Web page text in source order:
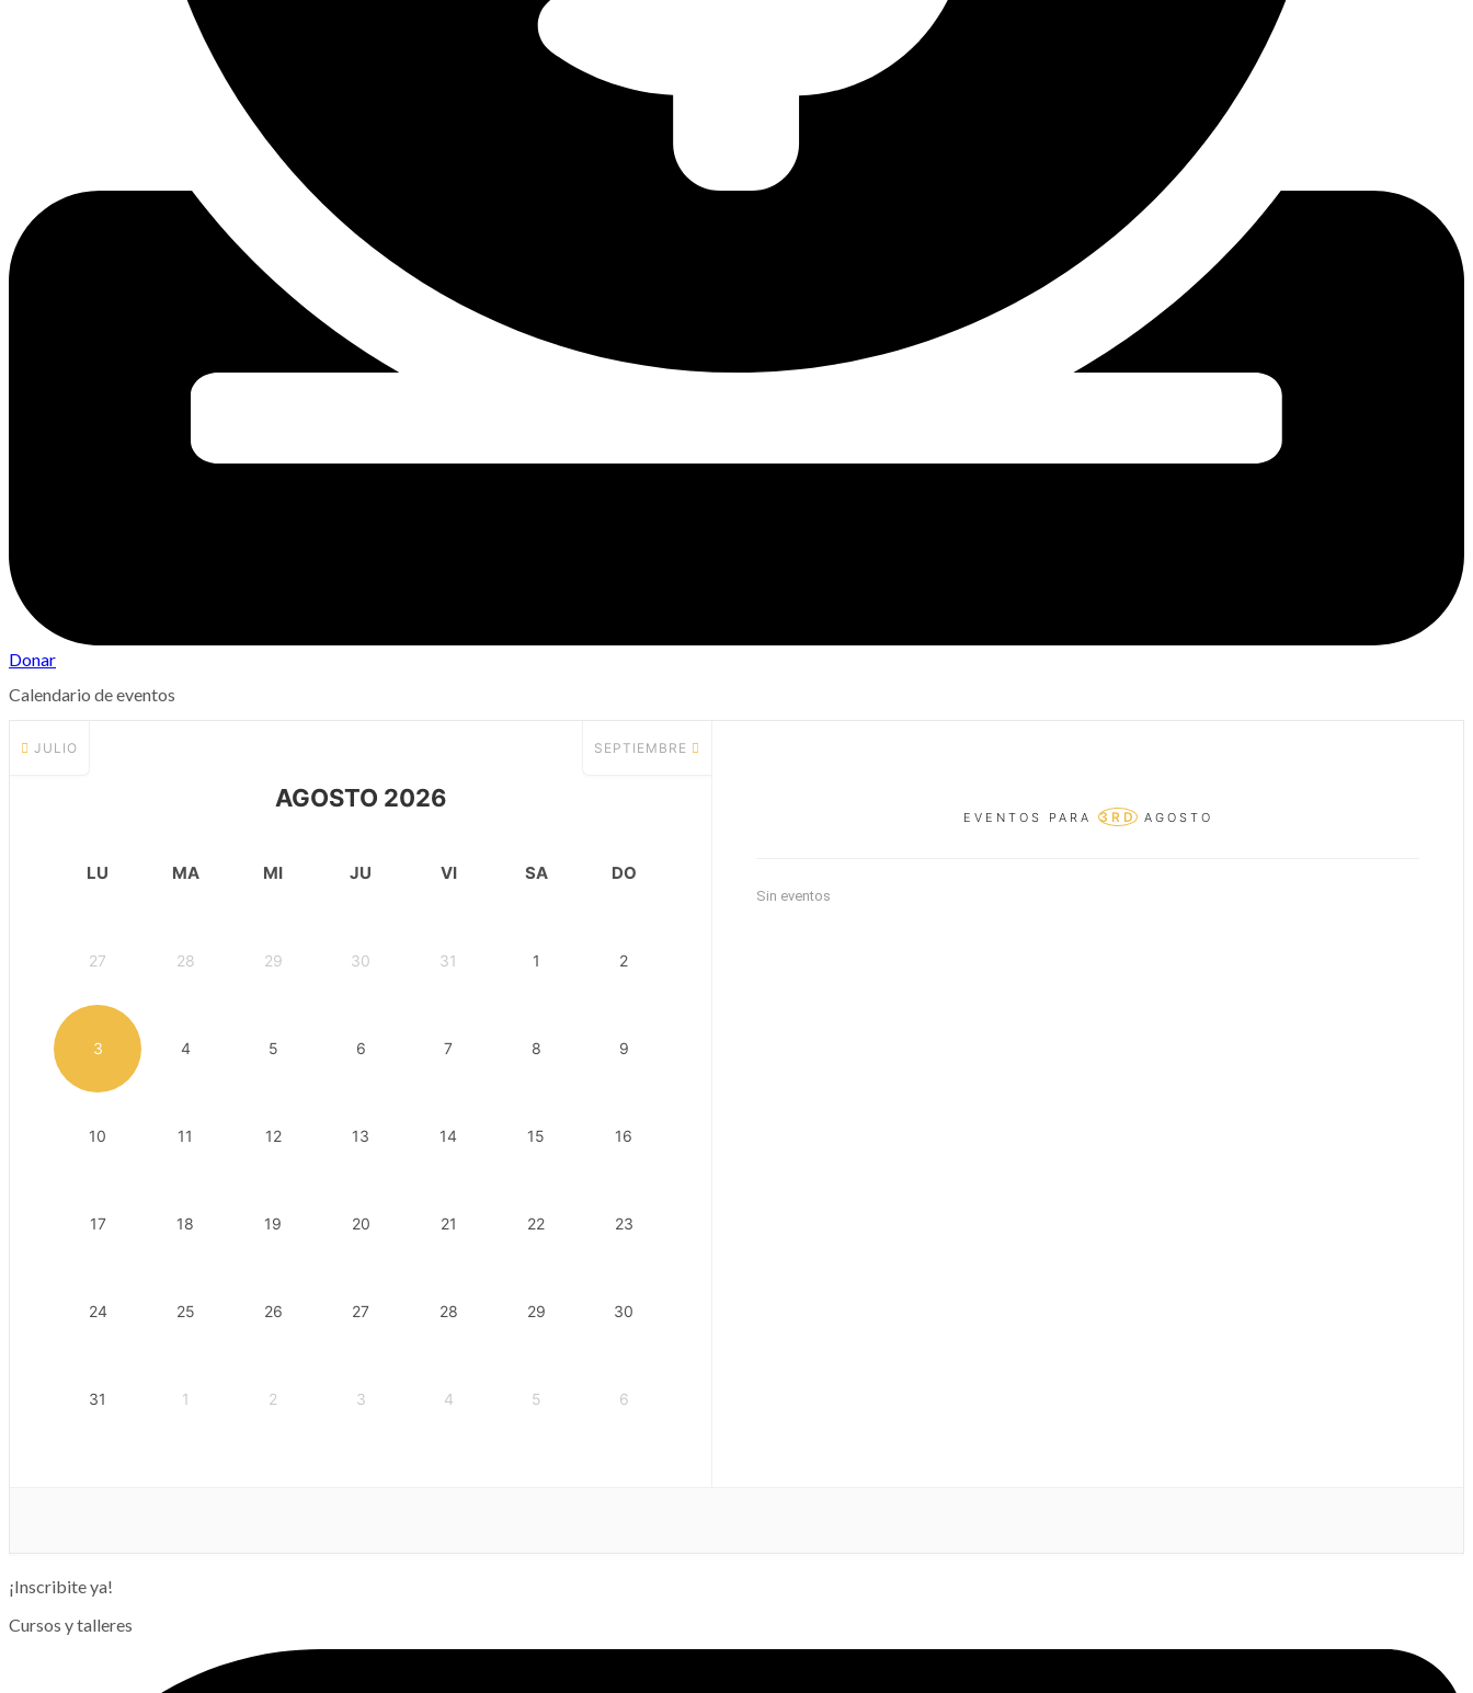
Donar
Calendario de eventos
JULIO
AGOSTO 2026
SEPTIEMBRE
LU MA MI JU VI SA DO
27 28 29 30 31 1 2
3 4 5 6 7 8 9
10 11 12 13 14 15 16
17 18 19 20 21 22 23
24 25 26 27 28 29 30
31 1 2 3 4 5 6
EVENTOS PARA 3RDAGOSTO
Sin eventos
¡Inscribite ya!
Cursos y talleres